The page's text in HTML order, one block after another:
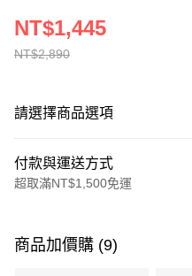
NT$2,890
NT$1,445
請選擇商品選項
付款與運送方式
超取滿NT$1,500免運
信用卡一次付款
商品加價購 (9)